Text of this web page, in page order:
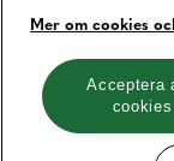
Cookies
Hantera cookies
Mer om cookies
Acceptera
cookies